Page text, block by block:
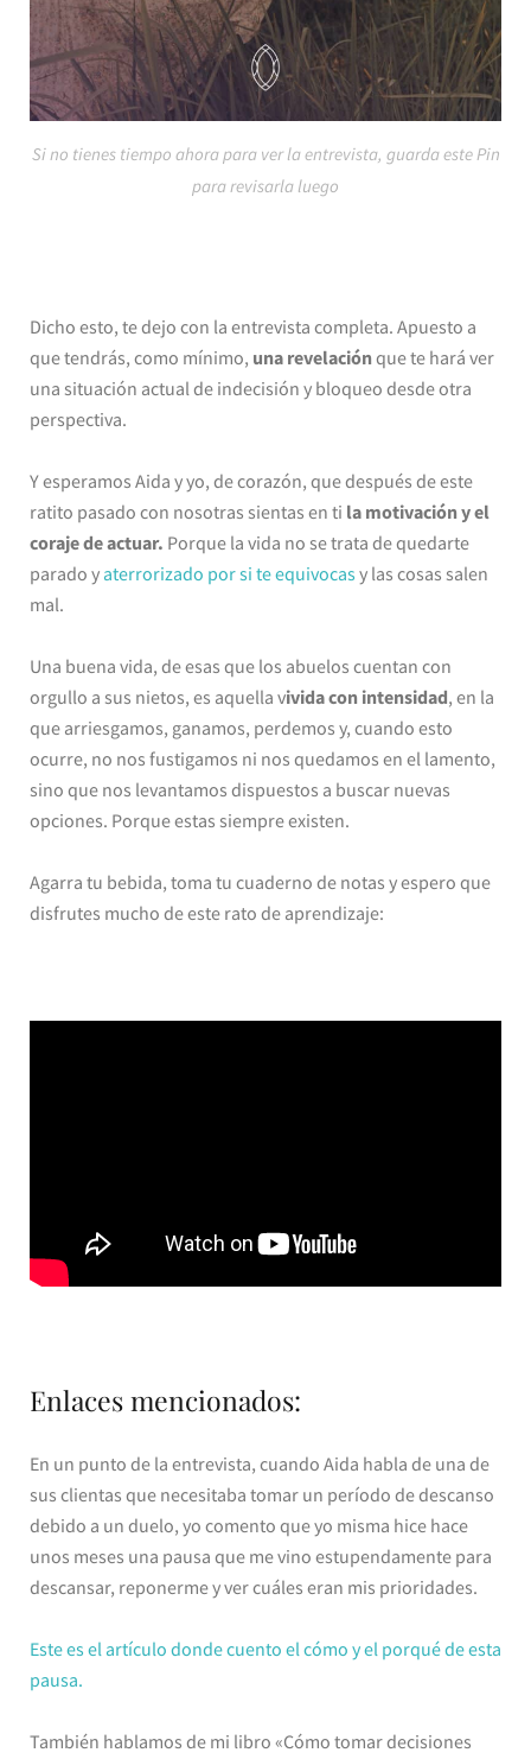
Si no tienes tiempo ahora para ver la entrevista, guarda este Pin
para revisarla luego
Dicho esto, te dejo con la entrevista completa. Apuesto a
que tendrás, como mínimo, una revelaciónque te hará ver
una situación actual de indecisión y bloqueo desde otra
perspectiva.
Y esperamos Aida y yo, de corazón, que después de este
ratito pasado con nosotras sientas en ti la motivación y el
coraje de actuar. Porque la vida no se trata de quedarte
parado y aterrorizado por si te equivocas y las cosas salen
mal.
Una buena vida, de esas que los abuelos cuentan con
orgullo a sus nietos, es aquella vivida con intensidad, en la
que arriesgamos, ganamos, perdemos y, cuando esto
ocurre, no nos fustigamos ni nos quedamos en el lamento,
sino que nos levantamos dispuestos a buscar nuevas
opciones. Porque estas siempre existen.
Agarra tu bebida, toma tu cuaderno de notas y espero que
disfrutes mucho de este rato de aprendizaje:
Enlaces mencionados:
En un punto de la entrevista, cuando Aida habla de una de
sus clientas que necesitaba tomar un período de descanso
debido a un duelo, yo comento que yo misma hice hace
unos meses una pausa que me vino estupendamente para
descansar, reponerme y ver cuáles eran mis prioridades.
Este es el artículo donde cuento el cómo y el porqué de esta
pausa.
También hablamos de mi libro «Cómo tomar decisiones